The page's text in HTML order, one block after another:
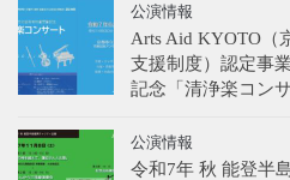
公演情報
Arts Aid KYOTO（
支援制度）認定事
記念「清浄楽コンサ
公演情報
令和7年 秋 能登半